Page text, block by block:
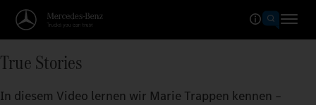
True Stories
In diesem Video lernen wir Marie Trappen kennen –